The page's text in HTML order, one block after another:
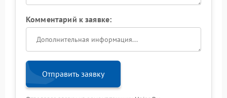
Комментарий к заявке:
Отправить заявку